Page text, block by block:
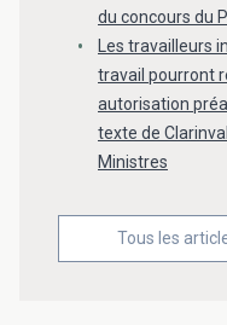
du concours du
Les travailleurs
travail pourront
autorisation
texte de
Ministres
Tous les